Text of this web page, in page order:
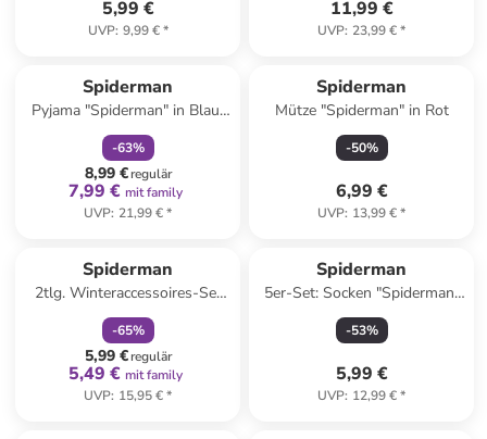
5,99 €
UVP: 9,99 €*
11,99 €
UVP: 23,99 €*
Spiderman
Pyjama "Spiderman" in Blau/
Rot
-63%
8,99 €regulär
7,99 € mit family
UVP: 21,99 €*
Spiderman
Mütze "Spiderman" in Rot
-50%
6,99 €
UVP: 13,99 €*
Spiderman
2tlg. Winteraccessoires-Set
"Spiderman" in Grau
-65%
5,99 €regulär
5,49 € mit family
UVP: 15,95 €*
Spiderman
5er-Set: Socken "Spiderman"
in Bunt
-53%
5,99 €
UVP: 12,99 €*